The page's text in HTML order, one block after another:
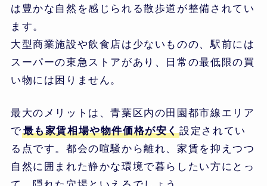
は豊かな自然を感じられる散歩道が整備されてい
ます。
大型商業施設や飲食店は少ないものの、駅前には
スーパーの東急ストアがあり、日常の最低限の買
い物には困りません。
最大のメリットは、青葉区内の田園都市線エリア
で最も家賃相場や物件価格が安く設定されてい
る点です。都会の喧騒から離れ、家賃を抑えつつ
自然に囲まれた静かな環境で暮らしたい方にとっ